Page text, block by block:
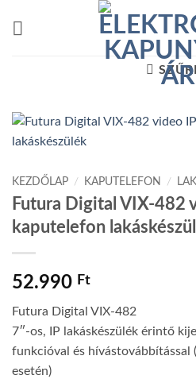
KEZDŐLAP / KAPUTELEFON /
Futura Digital VIX-482
kaputelefon
52.990 Ft
Futura Digital VIX-482
7″-os, IP lakáskészülék érintő
funkcióval és hívástovábbítással
esetén)